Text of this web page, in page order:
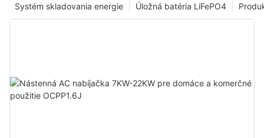
Úložná batéria LiFePO4
Systém skladovania energie